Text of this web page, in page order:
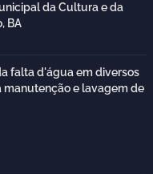
da Cultura e da
BA
falta d'água em diversos
manutenção e lavagem de